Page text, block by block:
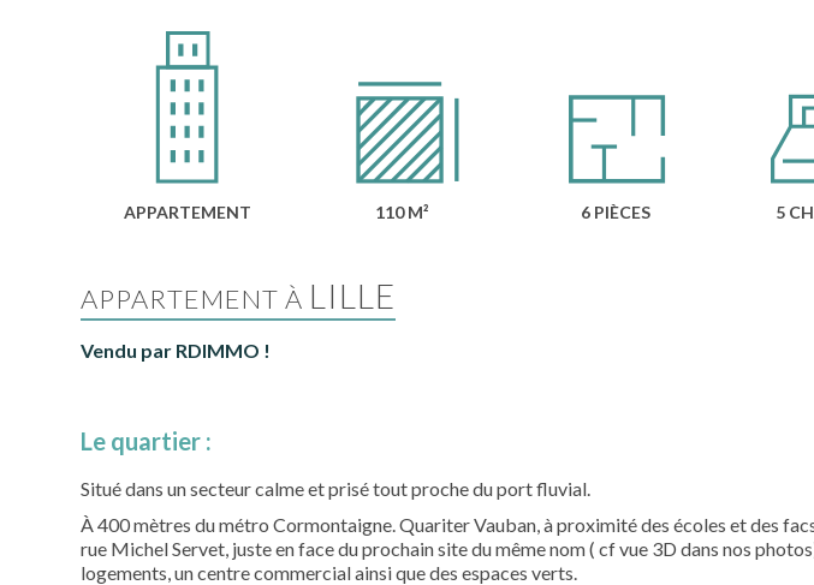
APPARTEMENT 110 M² 6 PIÈCES 5
APPARTEMENT À LILLE
Vendu par RDIMMO !
Le quartier :
Situé dans un secteur calme et prisé tout proche du port fluvial.
À 400 mètres du métro Cormontaigne. Quariter Vauban, à proximité des écoles et des
rue Michel Servet, juste en face du prochain site du même nom ( cf vue 3D dans nos
logements, un centre commercial ainsi que des espaces verts.